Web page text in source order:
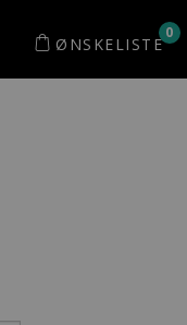
ØNSKELISTE
0